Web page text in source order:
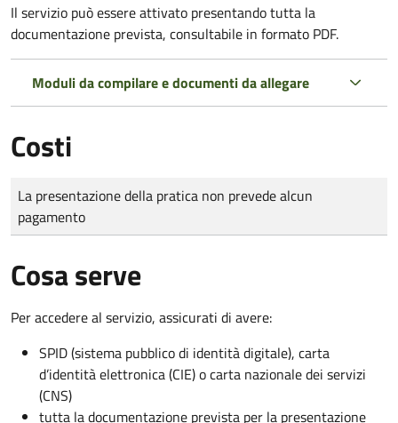
Il servizio può essere attivato presentando tutta la
documentazione prevista, consultabile in formato PDF.
Moduli da compilare e documenti da allegare
Costi
Tipo di pagamento
Importo
La presentazione della pratica non prevede alcun
pagamento
Cosa serve
Per accedere al servizio, assicurati di avere:
SPID (sistema pubblico di identità digitale), carta
d’identità elettronica (CIE) o carta nazionale dei servizi
(CNS)
tutta la documentazione prevista per la presentazione